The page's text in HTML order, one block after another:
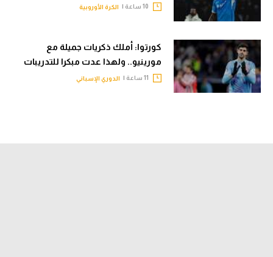
الكرة الأوروبية
كورتوا: أملك ذكريات جميلة مع
مورينيو.. ولهذا عدت مبكرا للتدريبات
الدوري الإسباني